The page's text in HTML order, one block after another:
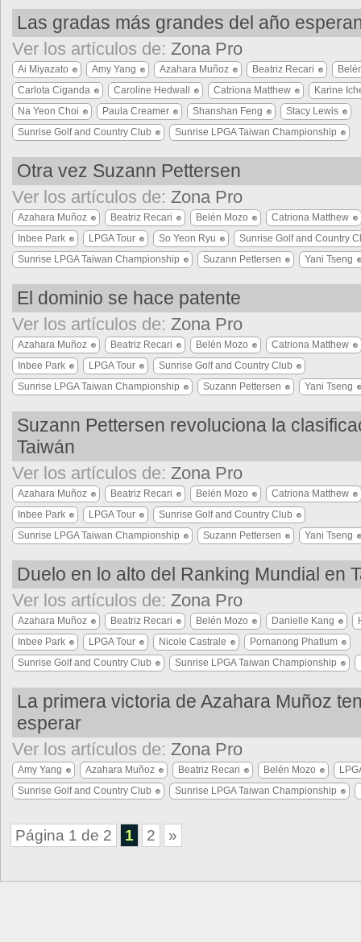
Las gradas más grandes del año
Ver los artículos de: Zona Pro
Ai Miyazato Amy Yang Azahara Muñoz Beatriz Recari
Carlota Ciganda
Caroline Hedwall Catriona Matthew
Karine
Na Yeon Choi
Paula Creamer Shanshan Feng
Stacy Lewis
Sunrise Golf and Country Club
Sunrise LPGA Taiwan Championship
Otra vez Suzann Pettersen
Ver los artículos de: Zona Pro
Azahara Muñoz Beatriz Recari Belén Mozo
Catriona Matthew
Inbee Park
LPGA Tour So Yeon Ryu
Sunrise Golf and Country
Sunrise LPGA Taiwan Championship
Suzann Pettersen Yani Tseng
El dominio se hace patente
Ver los artículos de: Zona Pro
Azahara Muñoz Beatriz Recari Belén Mozo
Catriona Matthew
Inbee Park
LPGA Tour
Sunrise Golf and Country Club
Sunrise LPGA Taiwan Championship
Suzann Pettersen Yani Tseng
Suzann Pettersen revoluciona la
Taiwán
Ver los artículos de: Zona Pro
Azahara Muñoz Beatriz Recari Belén Mozo
Catriona Matthew
Inbee Park
LPGA Tour
Sunrise Golf and Country Club
Sunrise LPGA Taiwan Championship
Suzann Pettersen Yani Tseng
Duelo en lo alto del Ranking Mundial en
Ver los artículos de: Zona Pro
Azahara Muñoz Beatriz Recari Belén Mozo Danielle Kang
Inbee Park
LPGA Tour Nicole Castrale
Pornanong Phatlum
Sunrise Golf and Country Club
Sunrise LPGA Taiwan Championship
La primera victoria de Azahara Muñoz
esperar
Ver los artículos de: Zona Pro
Amy Yang Azahara Muñoz Beatriz Recari Belén Mozo
Sunrise Golf and Country Club
Sunrise LPGA Taiwan Championship
Página 1 de 2 1 2 »